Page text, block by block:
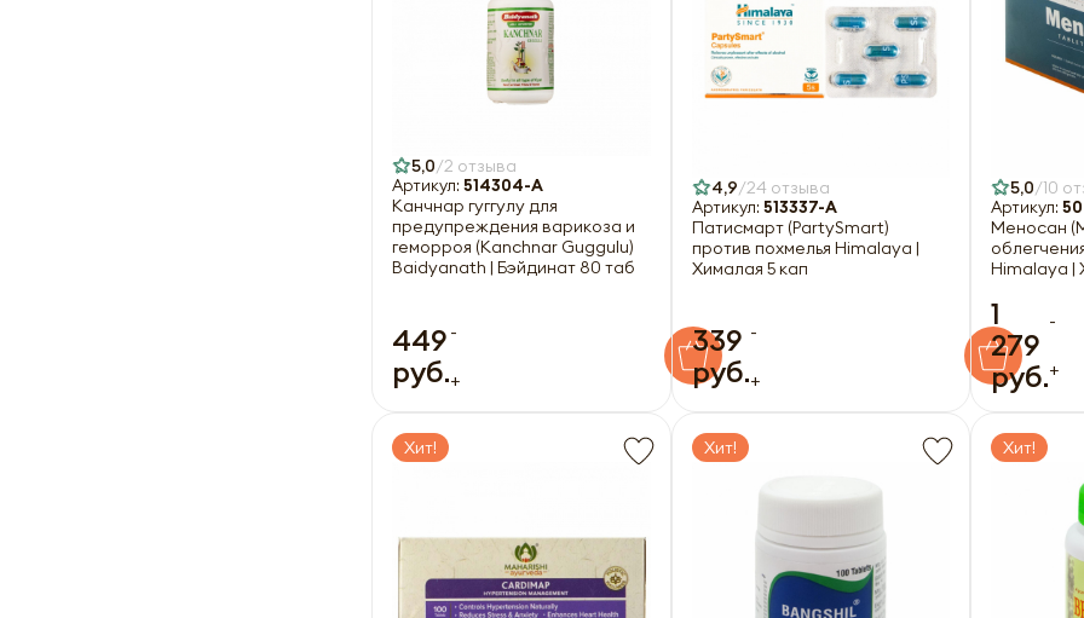
5,0 2 отзыва
Артикул: 514304-A
Канчнар гуггулу для
предупреждения варикоза и
геморроя (Kanchnar Guggulu)
Baidyanath | Бэйдинат 80 таб
449
руб.
-
+
4,9 24 отзыва
Артикул: 513337-A
Патисмарт (PartySmart)
против похмелья Himalaya |
Хималая 5 кап
339
руб.
-
+
5,0 10
Артикул:
Меносан
Himalaya |
1
279
руб.
-
+
Хит! Хит! Хит!